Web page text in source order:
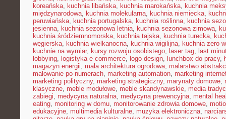
koreańska, kuchnia libańska, kuchnia marokańska, kuchnia
międzynarodowa, kuchnia molekularna, kuchnia niemiecka,
peruwiańska, kuchnia portugalska, kuchnia roślinna, kuchnia
jesienna, kuchnia sezonowa letnia, kuchnia sezonowa zimowa,
kuchnia śródziemnomorska, kuchnia tajska, kuchnia turecka,
węgierska, kuchnia wielkanocna, kuchnia wigilijna, kuchnia zero
kuchnie na wymiar, kursy rozwoju osobistego, laser tag, last
lobbying, logistyka e-commerce, logo design, lunchbox do pracy,
magazyn energii, mała architektura ogrodowa, malarstwo
malowanie po numerach, marketing automation, marketing
marketing polityczny, marketing strategiczny, marynaty domowe,
klasyczne, meble modułowe, meble skandynawskie, media
zabiegi, medycyna naturalna, medycyna prewencyjna, mental
eating, monitoring w domu, monitorowanie zdrowia domowe,
edukacyjne, multimedia kulturalne, muzyka elektroniczna,